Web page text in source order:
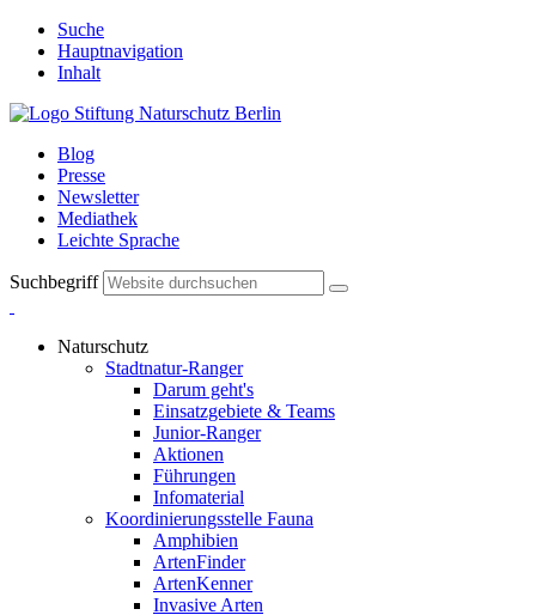
Suche
Hauptnavigation
Inhalt
Blog
Presse
Newsletter
Mediathek
Leichte Sprache
Suchbegriff
Naturschutz
Stadtnatur-Ranger
Darum geht's
Einsatzgebiete & Teams
Junior-Ranger
Aktionen
Führungen
Infomaterial
Koordinierungsstelle Fauna
Amphibien
ArtenFinder
ArtenKenner
Invasive Arten